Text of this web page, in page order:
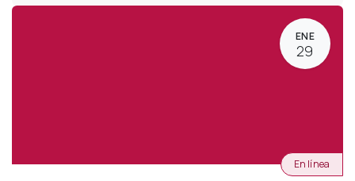
ENE
29
En línea